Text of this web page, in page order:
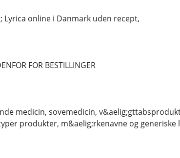
Lyrica online i Danmark uden recept,
FOR BESTILLINGER
medicin, sovemedicin,
produkter, m&aelig;rkenavne og generiske